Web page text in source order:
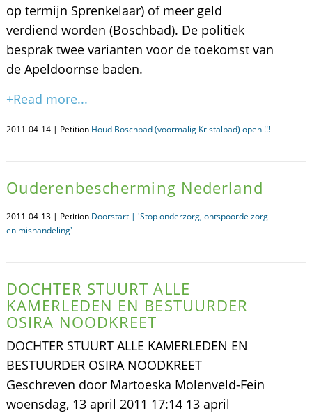
op termijn Sprenkelaar) of meer geld
verdiend worden (Boschbad). De politiek
besprak twee varianten voor de toekomst van
de Apeldoornse baden.
+Read more...
2011-04-14 | Petition Houd Boschbad (voormalig Kristalbad) open !!!
Ouderenbescherming Nederland
2011-04-13 | Petition Doorstart | 'Stop onderzorg, ontspoorde zorg
en mishandeling'
DOCHTER STUURT ALLE
KAMERLEDEN EN BESTUURDER
OSIRA NOODKREET
DOCHTER STUURT ALLE KAMERLEDEN EN
BESTUURDER OSIRA NOODKREET
Geschreven door Martoeska Molenveld-Fein
woensdag, 13 april 2011 17:14 13 april